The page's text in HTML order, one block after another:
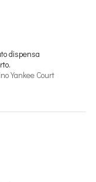
dispensa
Yankee Court